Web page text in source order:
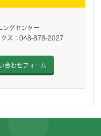
ングセンター
ス：048-878-2027
合わせフォーム